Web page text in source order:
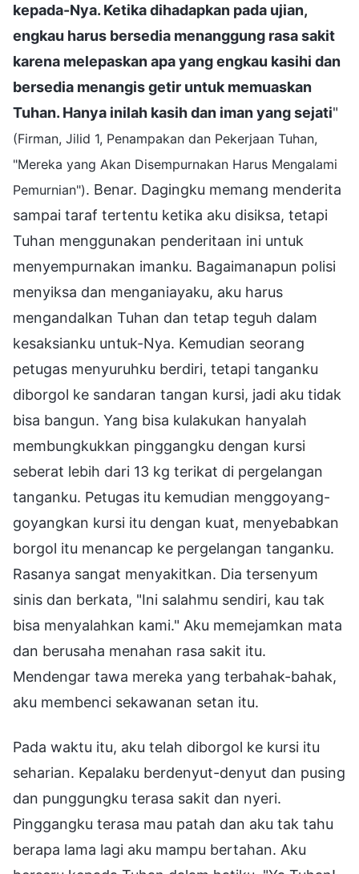
kepada-Nya. Ketika dihadapkan pada ujian,
engkau harus bersedia menanggung rasa sakit
karena melepaskan apa yang engkau kasihi dan
bersedia menangis getir untuk memuaskan
Tuhan. Hanya inilah kasih dan iman yang sejati"
(Firman, Jilid 1, Penampakan dan Pekerjaan Tuhan,
"Mereka yang Akan Disempurnakan Harus Mengalami
Pemurnian"). Benar. Dagingku memang menderita
sampai taraf tertentu ketika aku disiksa, tetapi
Tuhan menggunakan penderitaan ini untuk
menyempurnakan imanku. Bagaimanapun polisi
menyiksa dan menganiayaku, aku harus
mengandalkan Tuhan dan tetap teguh dalam
kesaksianku untuk-Nya. Kemudian seorang
petugas menyuruhku berdiri, tetapi tanganku
diborgol ke sandaran tangan kursi, jadi aku tidak
bisa bangun. Yang bisa kulakukan hanyalah
membungkukkan pinggangku dengan kursi
seberat lebih dari 13 kg terikat di pergelangan
tanganku. Petugas itu kemudian menggoyang-
goyangkan kursi itu dengan kuat, menyebabkan
borgol itu menancap ke pergelangan tanganku.
Rasanya sangat menyakitkan. Dia tersenyum
sinis dan berkata, "Ini salahmu sendiri, kau tak
bisa menyalahkan kami." Aku memejamkan mata
dan berusaha menahan rasa sakit itu.
Mendengar tawa mereka yang terbahak-bahak,
aku membenci sekawanan setan itu.
Pada waktu itu, aku telah diborgol ke kursi itu
seharian. Kepalaku berdenyut-denyut dan pusing
dan punggungku terasa sakit dan nyeri.
Pinggangku terasa mau patah dan aku tak tahu
berapa lama lagi aku mampu bertahan. Aku